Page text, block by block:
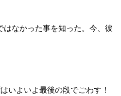
はなかった事を知った。今、彼
はいよいよ最後の段でごわす！